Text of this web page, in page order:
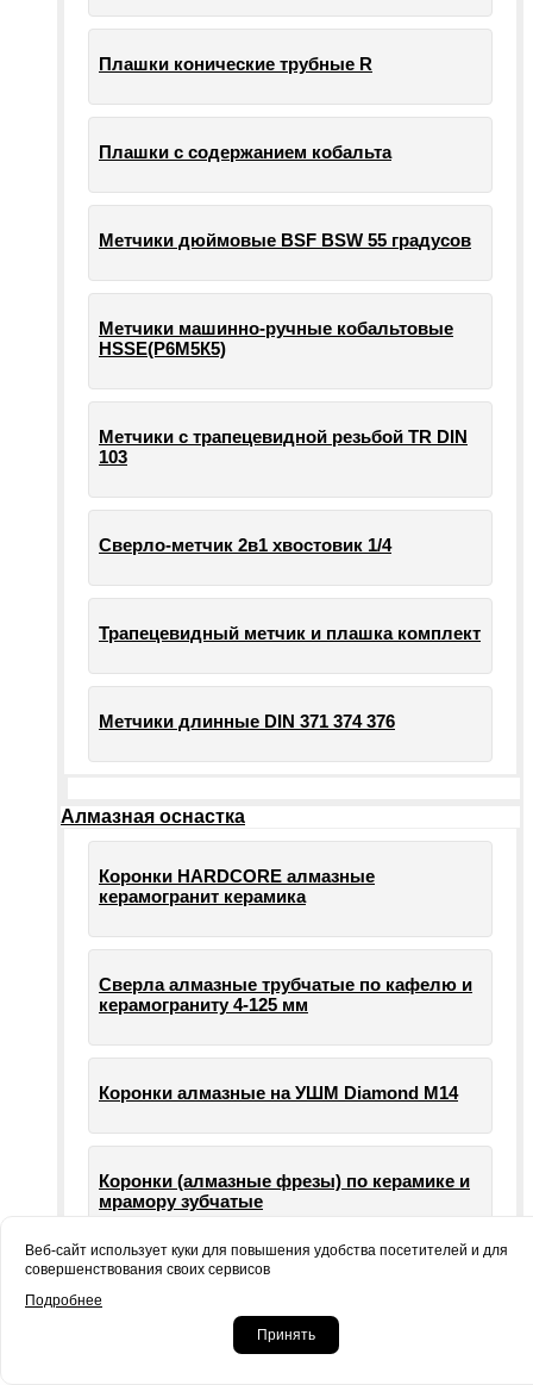
Плашки конические трубные R
Плашки с содержанием кобальта
Метчики дюймовые BSF BSW 55 градусов
Метчики машинно-ручные кобальтовые
HSSE(Р6М5К5)
Метчики с трапецевидной резьбой TR DIN
103
Сверло-метчик 2в1 хвостовик 1/4
Трапецевидный метчик и плашка комплект
Метчики длинные DIN 371 374 376
Алмазная оснастка
Коронки HARDCORE алмазные
керамогранит керамика
Сверла алмазные трубчатые по кафелю и
керамограниту 4-125 мм
Коронки алмазные на УШМ Diamond М14
Коронки (алмазные фрезы) по керамике и
мрамору зубчатые
машин УШМ болгарки
Веб-сайт использует куки для повышения удобства посетителей и для
совершенствования своих сервисов
Подробнее
Принять